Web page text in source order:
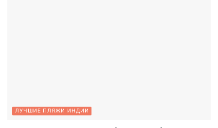
ЛУЧШИЕ ПЛЯЖИ ИНДИИ